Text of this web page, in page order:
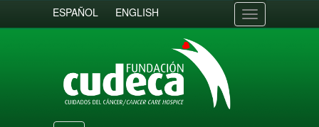
ESPAÑOL ENGLISH
Toggle
navigation